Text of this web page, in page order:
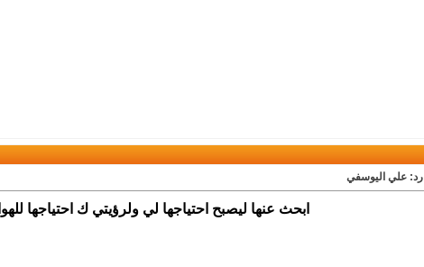
رد: علي اليوسفي
ابحث عنها ليصبح احتياجها لي ولرؤيتي ك احتياجها